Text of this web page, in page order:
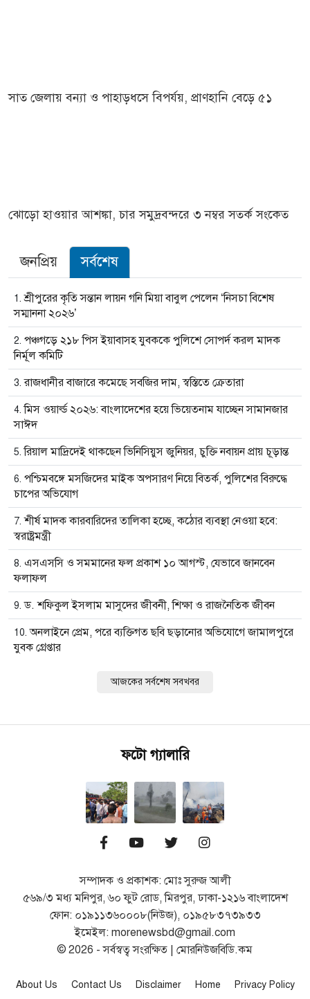
সাত জেলায় বন্যা ও পাহাড়ধসে বিপর্যয়, প্রাণহানি বেড়ে ৫১
ঝোড়ো হাওয়ার আশঙ্কা, চার সমুদ্রবন্দরে ৩ নম্বর সতর্ক সংকেত
জনপ্রিয় সর্বশেষ
শ্রীপুরের কৃতি সন্তান লায়ন গনি মিয়া বাবুল পেলেন ‘নিসচা বিশেষ
সম্মাননা ২০২৬’
পঞ্চগড়ে ২১৮ পিস ইয়াবাসহ যুবককে পুলিশে সোপর্দ করল মাদক
নির্মূল কমিটি
রাজধানীর বাজারে কমেছে সবজির দাম, স্বস্তিতে ক্রেতারা
মিস ওয়ার্ল্ড ২০২৬: বাংলাদেশের হয়ে ভিয়েতনাম যাচ্ছেন সামানজার
সাঈদ
রিয়াল মাদ্রিদেই থাকছেন ভিনিসিয়ুস জুনিয়র, চুক্তি নবায়ন প্রায় চূড়ান্ত
পশ্চিমবঙ্গে মসজিদের মাইক অপসারণ নিয়ে বিতর্ক, পুলিশের বিরুদ্ধে
চাপের অভিযোগ
শীর্ষ মাদক কারবারিদের তালিকা হচ্ছে, কঠোর ব্যবস্থা নেওয়া হবে:
স্বরাষ্ট্রমন্ত্রী
এসএসসি ও সমমানের ফল প্রকাশ ১০ আগস্ট, যেভাবে জানবেন
ফলাফল
ড. শফিকুল ইসলাম মাসুদের জীবনী, শিক্ষা ও রাজনৈতিক জীবন
অনলাইনে প্রেম, পরে ব্যক্তিগত ছবি ছড়ানোর অভিযোগে জামালপুরে
যুবক গ্রেপ্তার
আজকের সর্বশেষ সবখবর
ফটো গ্যালারি
সম্পাদক ও প্রকাশক: মোঃ সুরুজ আলী
৫৬৯/৩ মধ্য মনিপুর, ৬০ ফুট রোড, মিরপুর, ঢাকা-১২১৬ বাংলাদেশ
ফোন: ০১৯১১৩৬০০০৮(নিউজ), ০১৯৫৮৩৭৩৯৩৩
ইমেইল: morenewsbd@gmail.com
© 2026 - সর্বস্বত্ব সংরক্ষিত | মোরনিউজবিডি.কম
About Us Contact Us Disclaimer Home Privacy Policy